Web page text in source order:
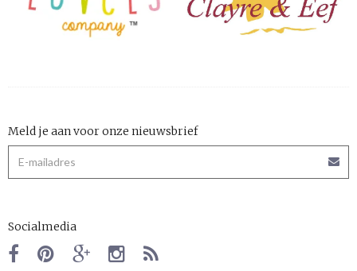
Meld je aan voor onze nieuwsbrief
Socialmedia